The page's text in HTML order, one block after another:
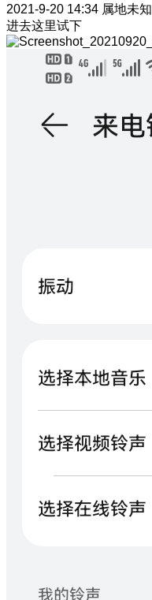
2021-9-20 14:34 属地未知
进去这里试下